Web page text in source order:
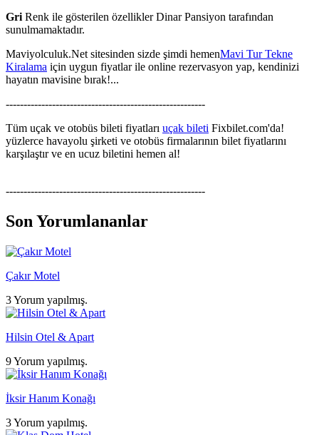
Gri Renk ile gösterilen özellikler Dinar Pansiyon tarafından
sunulmamaktadır.
Maviyolculuk.Net sitesinden sizde şimdi hemenMavi Tur Tekne
Kiralama için uygun fiyatlar ile online rezervasyon yap, kendinizi
hayatın mavisine bırak!...
--------------------------------------------------------
Tüm uçak ve otobüs bileti fiyatları uçak bileti Fixbilet.com'da!
yüzlerce havayolu şirketi ve otobüs firmalarının bilet fiyatlarını
karşılaştır ve en ucuz biletini hemen al!
--------------------------------------------------------
Son Yorumlananlar
Çakır Motel
3 Yorum yapılmış.
Hilsin Otel & Apart
9 Yorum yapılmış.
İksir Hanım Konağı
3 Yorum yapılmış.